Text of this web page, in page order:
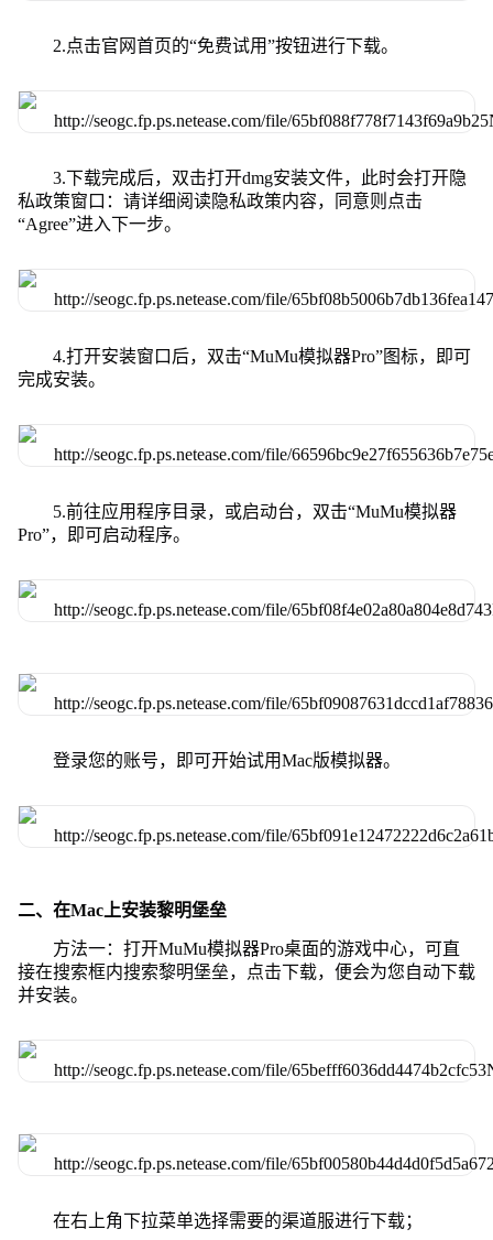
2.点击官网首页的“免费试用”按钮进行下载。
3.下载完成后，双击打开dmg安装文件，此时会打开隐
私政策窗口：请详细阅读隐私政策内容，同意则点击
“Agree”进入下一步。
4.打开安装窗口后，双击“MuMu模拟器Pro”图标，即可
完成安装。
5.前往应用程序目录，或启动台，双击“MuMu模拟器
Pro”，即可启动程序。
登录您的账号，即可开始试用Mac版模拟器。
二、在Mac上安装黎明堡垒
方法一：打开MuMu模拟器Pro桌面的游戏中心，可直
接在搜索框内搜索黎明堡垒，点击下载，便会为您自动下载
并安装。
在右上角下拉菜单选择需要的渠道服进行下载；